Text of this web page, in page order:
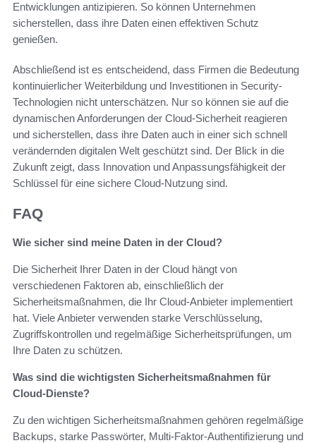
Entwicklungen antizipieren. So können Unternehmen
sicherstellen, dass ihre Daten einen effektiven Schutz
genießen.
Abschließend ist es entscheidend, dass Firmen die Bedeutung
kontinuierlicher Weiterbildung und Investitionen in Security-
Technologien nicht unterschätzen. Nur so können sie auf die
dynamischen Anforderungen der Cloud-Sicherheit reagieren
und sicherstellen, dass ihre Daten auch in einer sich schnell
verändernden digitalen Welt geschützt sind. Der Blick in die
Zukunft zeigt, dass Innovation und Anpassungsfähigkeit der
Schlüssel für eine sichere Cloud-Nutzung sind.
FAQ
Wie sicher sind meine Daten in der Cloud?
Die Sicherheit Ihrer Daten in der Cloud hängt von
verschiedenen Faktoren ab, einschließlich der
Sicherheitsmaßnahmen, die Ihr Cloud-Anbieter implementiert
hat. Viele Anbieter verwenden starke Verschlüsselung,
Zugriffskontrollen und regelmäßige Sicherheitsprüfungen, um
Ihre Daten zu schützen.
Was sind die wichtigsten Sicherheitsmaßnahmen für
Cloud-Dienste?
Zu den wichtigen Sicherheitsmaßnahmen gehören regelmäßige
Backups, starke Passwörter, Multi-Faktor-Authentifizierung und